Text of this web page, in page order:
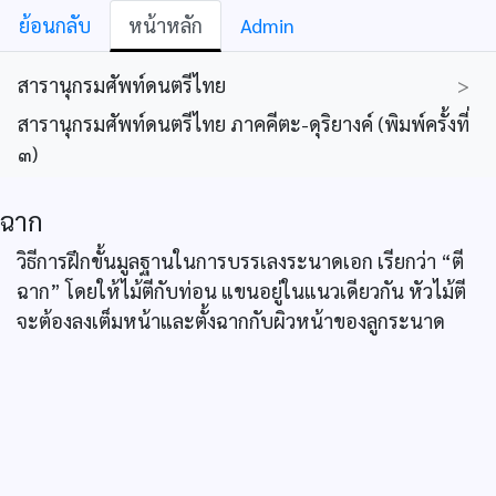
ย้อนกลับ หน้าหลัก Admin
สารานุกรมศัพท์ดนตรีไทย
>
สารานุกรมศัพท์ดนตรีไทย ภาคคีตะ-ดุริยางค์ (พิมพ์ครั้งที่
๓)
ฉาก
วิธีการฝึกขั้นมูลฐานในการบรรเลงระนาดเอก เรียกว่า “ตี
ฉาก” โดยให้ไม้ตีกับท่อน แขนอยู่ในแนวเดียวกัน หัวไม้ตี
จะต้องลงเต็มหน้าและตั้งฉากกับผิวหน้าของลูกระนาด